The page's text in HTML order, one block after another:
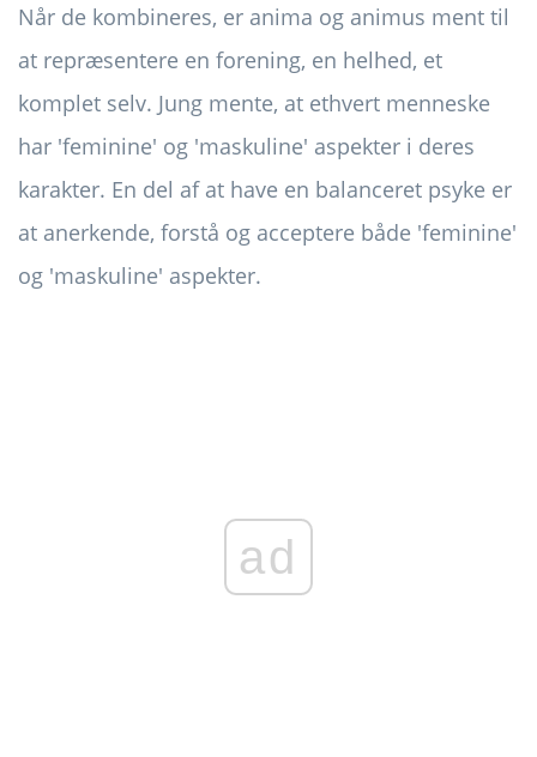
Når de kombineres, er anima og animus ment til
at repræsentere en forening, en helhed, et
komplet selv. Jung mente, at ethvert menneske
har 'feminine' og 'maskuline' aspekter i deres
karakter. En del af at have en balanceret psyke er
at anerkende, forstå og acceptere både 'feminine'
og 'maskuline' aspekter.
ad